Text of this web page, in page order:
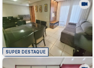
SUPER DESTAQUE